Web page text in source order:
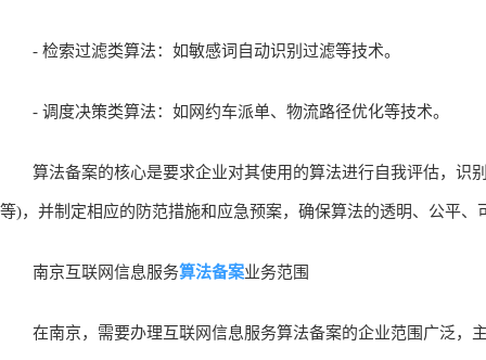
- 检索过滤类算法：如敏感词自动识别过滤等技术。
- 调度决策类算法：如网约车派单、物流路径优化等技术。
算法备案的核心是要求企业对其使用的算法进行自我评估，识
等)，并制定相应的防范措施和应急预案，确保算法的透明、公平、
南京互联网信息服务算法备案业务范围
在南京，需要办理互联网信息服务算法备案的企业范围广泛，